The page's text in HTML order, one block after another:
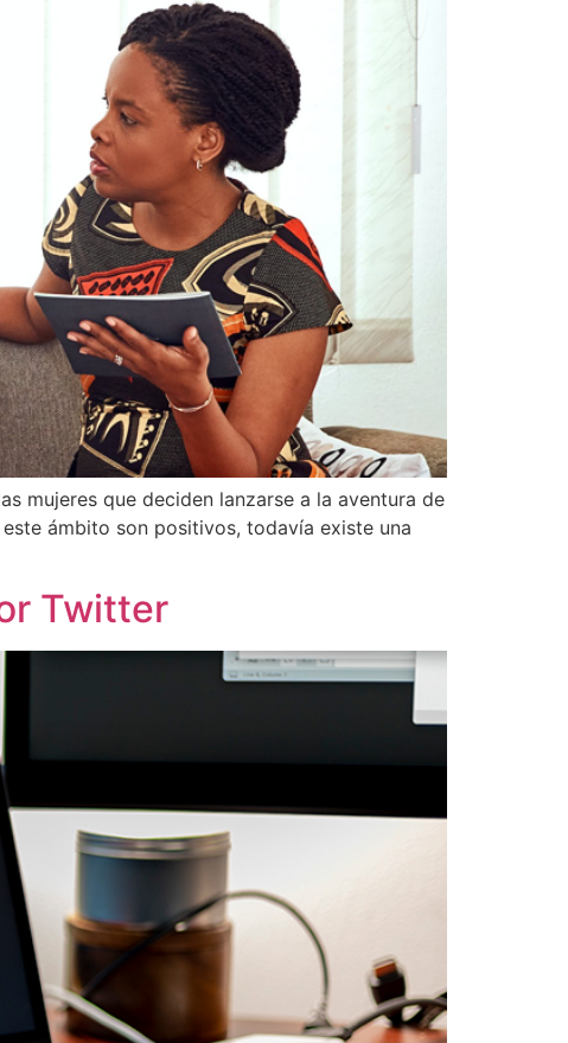
mujeres que deciden lanzarse a la aventura de
ámbito son positivos, todavía existe una
Twitter